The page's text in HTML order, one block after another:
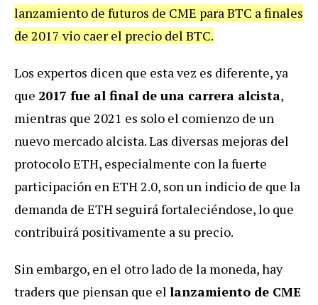
lanzamiento de futuros de CME para BTC a finales
de 2017 vio caer el precio del BTC.
Los expertos dicen que esta vez es diferente, ya
que 2017 fue al final de una carrera alcista,
mientras que 2021 es solo el comienzo de un
nuevo mercado alcista. Las diversas mejoras del
protocolo ETH, especialmente con la fuerte
participación en ETH 2.0, son un indicio de que la
demanda de ETH seguirá fortaleciéndose, lo que
contribuirá positivamente a su precio.
Sin embargo, en el otro lado de la moneda, hay
traders que piensan que el lanzamiento de CME